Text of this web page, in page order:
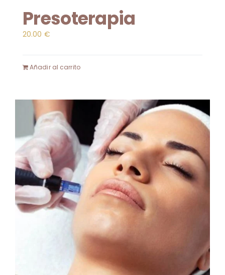
Presoterapia
20.00 €
Añadir al carrito